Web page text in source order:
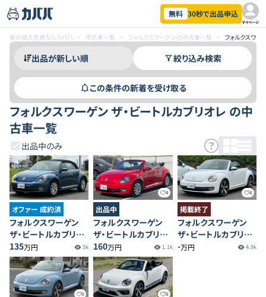
無料 30秒で出品申込
マイページ
車の個人売買ならカババ > 中古車一覧 > フォルクスワーゲンの中古車一覧 > フォルクスワー
絞り込み検索
この条件の新着を受け取る
フォルクスワーゲン ザ・ビートルカブリオレ の中
古車一覧
出品中のみ
SOLD
オファー 成約済
フォルクスワーゲン
ザ・ビートルカブリオ
レ ベースグレード
135万円 5k
4
出品中
フォルクスワーゲン
ザ・ビートルカブリオ
レ ベースグレード
160万円 1.1k
4
掲載終了
フォルクスワーゲン
ザ・ビートルカブリオ
レ ベースグレード
-万円 4.9k
9 8